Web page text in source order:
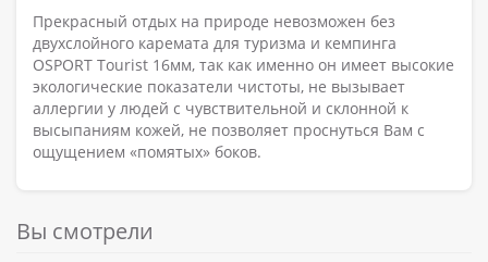
Прекрасный отдых на природе невозможен без
двухслойного каремата для туризма и кемпинга
OSPORT Tourist 16мм, так как именно он имеет высокие
экологические показатели чистоты, не вызывает
аллергии у людей с чувствительной и склонной к
высыпаниям кожей, не позволяет проснуться Вам с
ощущением «помятых» боков.
Вы смотрели